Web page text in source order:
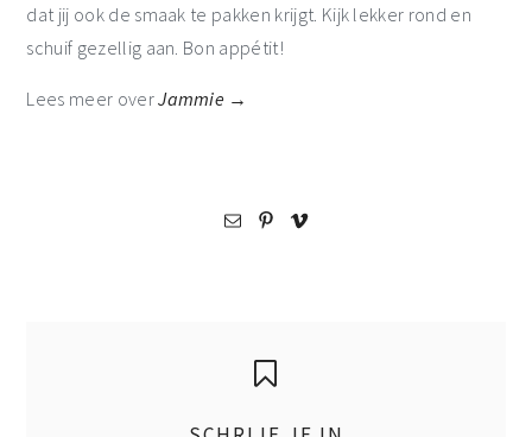
dat jij ook de smaak te pakken krijgt. Kijk lekker rond en
schuif gezellig aan. Bon appétit!
Lees meer overJammie →